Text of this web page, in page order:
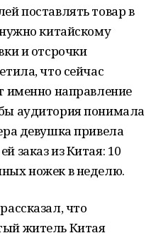
поставлять товар в
китайскому
и отсрочки
что сейчас
именно направление
аудитория понимала
девушка привела
заказ из Китая: 10
ножек в неделю.
что
житель Китая